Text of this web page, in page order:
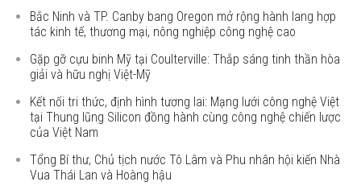
Bắc Ninh và TP. Canby bang Oregon mở rộng hành lang hợp
tác kinh tế, thương mại, nông nghiệp công nghệ cao
Gặp gỡ cựu binh Mỹ tại Coulterville: Thắp sáng tinh thần hòa
giải và hữu nghị Việt-Mỹ
Kết nối tri thức, định hình tương lai: Mạng lưới công nghệ Việt
tại Thung lũng Silicon đồng hành cùng công nghệ chiến lược
của Việt Nam
Tổng Bí thư, Chủ tịch nước Tô Lâm và Phu nhân hội kiến Nhà
Vua Thái Lan và Hoàng hậu